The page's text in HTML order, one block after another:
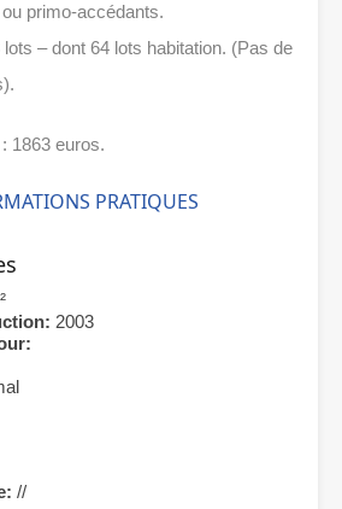
primo-accédants.
– dont 64 lots habitation. (Pas de
1863 euros.
PRATIQUES
2003
//